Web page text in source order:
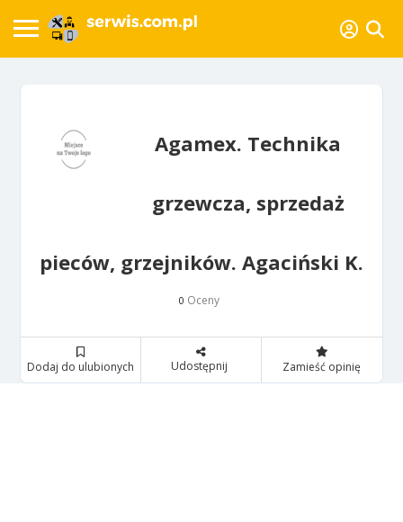
Agamex. Technika
grzewcza, sprzedaż
pieców, grzejników. Agaciński K.
0 Oceny
Dodaj do ulubionych Udostępnij Zamieść opinię